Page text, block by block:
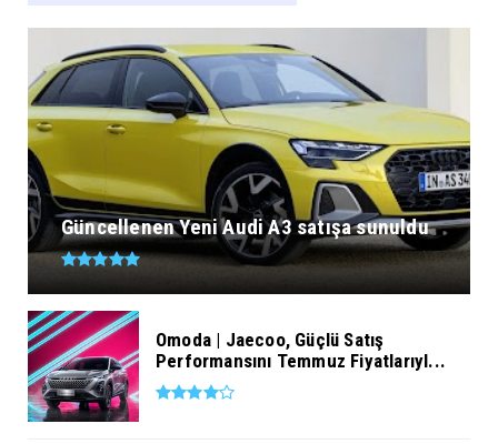
Güncellenen Yeni Audi A3 satışa sunuldu
Omoda | Jaecoo, Güçlü Satış
Performansını Temmuz Fiyatlarıyl...